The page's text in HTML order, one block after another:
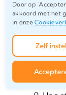
Door op
akkoord met het
in onze
Zelf
een